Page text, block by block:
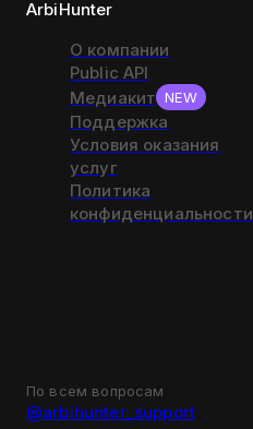
ArbiHunter
О компании
Public API
Медиакит NEW
Поддержка
Условия оказания
услуг
Политика
конфиденциальности
По всем вопросам
@arbihunter_support